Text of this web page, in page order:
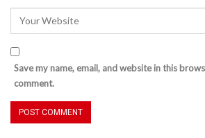
Save my name, email, and website in this
comment.